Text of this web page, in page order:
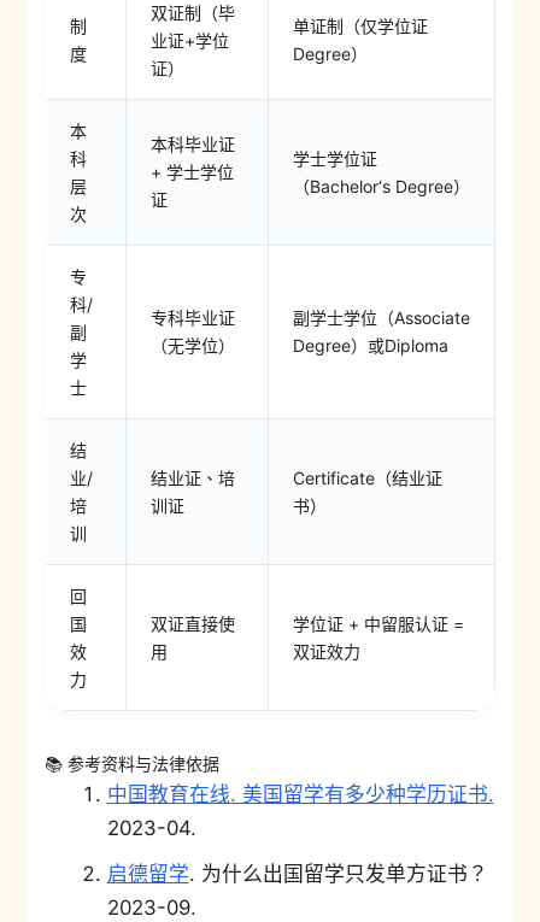
制
度
双证制（毕
业证+学位
证）
单证制（仅学位证
Degree）
本
科
层
次
本科毕业证
+ 学士学位
证
学士学位证
（Bachelor‘s Degree）
专
科/
副
学
士
专科毕业证
（无学位）
副学士学位（Associate
Degree）或Diploma
结
业/
培
训
结业证、培
训证
Certificate（结业证
书）
回
国
效
力
双证直接使
用
学位证 + 中留服认证 =
双证效力
📚 参考资料与法律依据
中国教育在线. 美国留学有多少种学历证书.
2023-04.
启德留学. 为什么出国留学只发单方证书？
2023-09.